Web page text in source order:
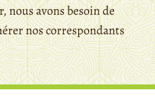
nous avons besoin de
nos correspondants